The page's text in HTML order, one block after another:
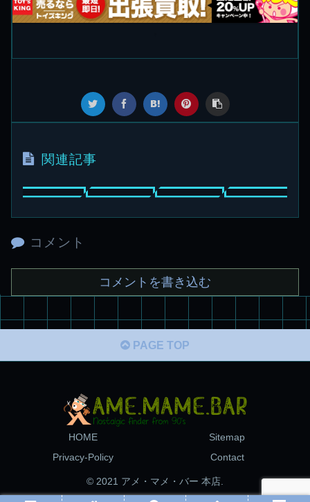
関連記事
コメント
コメントを書き込む
PAGE TOP
HOME
Sitemap
Privacy-Policy
Contact
© 2021 アメ・マメ・バー 本店.